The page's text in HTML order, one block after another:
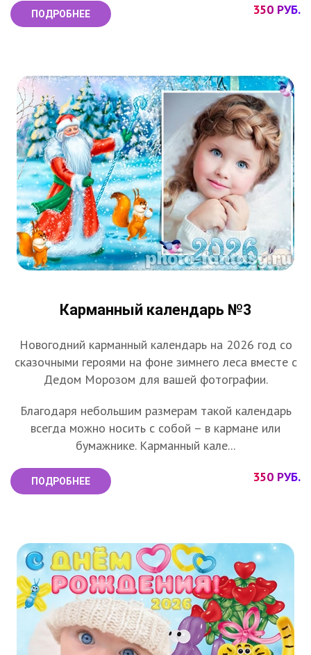
ПОДРОБНЕЕ 350 РУБ.
Карманный календарь №3
Новогодний карманный календарь на 2026 год со
сказочными героями на фоне зимнего леса вместе с
Дедом Морозом для вашей фотографии.
Благодаря небольшим размерам такой календарь
всегда можно носить с собой – в кармане или
бумажнике. Карманный кале...
ПОДРОБНЕЕ 350 РУБ.